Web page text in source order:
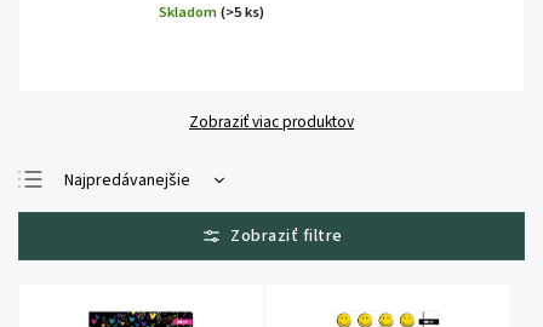
Skladom(>5 ks)
Zobraziť viac produktov
Najpredávanejšie
Najlacnejšie
Najdrahšie